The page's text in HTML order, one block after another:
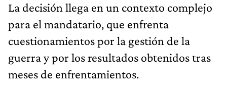
La decisión llega en un contexto complejo
para el mandatario, que enfrenta
cuestionamientos por la gestión de la
guerra y por los resultados obtenidos tras
meses de enfrentamientos.